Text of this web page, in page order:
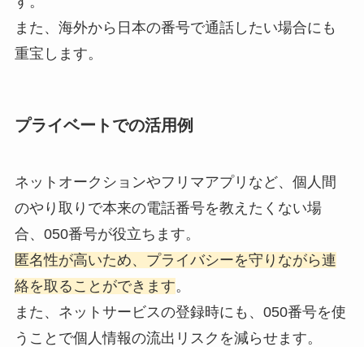
また、海外から日本の番号で通話したい場合にも
重宝します。
プライベートでの活用例
ネットオークションやフリマアプリなど、個人間
のやり取りで本来の電話番号を教えたくない場
合、050番号が役立ちます。
匿名性が高いため、プライバシーを守りながら連
絡を取ることができます。
また、ネットサービスの登録時にも、050番号を使
うことで個人情報の流出リスクを減らせます。